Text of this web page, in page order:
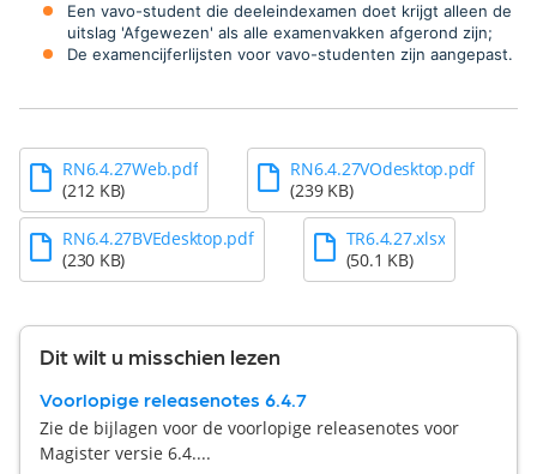
Een vavo-student die deeleindexamen doet krijgt alleen de
uitslag 'Afgewezen' als alle examenvakken afgerond zijn;
De examencijferlijsten voor vavo-studenten zijn aangepast.
RN6.4.27Web.pdf
(212 KB)
RN6.4.27VOdesktop.pdf
(239 KB)
RN6.4.27BVEdesktop.pdf
(230 KB)
TR6.4.27.xlsx
(50.1 KB)
Dit wilt u misschien lezen
Voorlopige releasenotes 6.4.7
Zie de bijlagen voor de voorlopige releasenotes voor
Magister versie 6.4....